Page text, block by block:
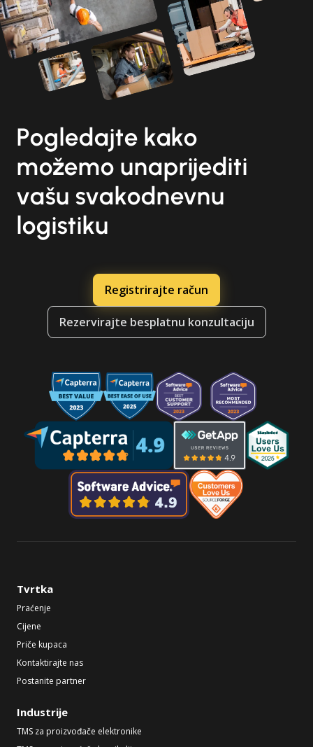
Pogledajte kako
možemo unaprijediti
vašu svakodnevnu
logistiku
Registrirajte račun
Rezervirajte besplatnu konzultaciju
Tvrtka
Praćenje
Cijene
Priče kupaca
Kontaktirajte nas
Postanite partner
Industrije
TMS za proizvođače elektronike